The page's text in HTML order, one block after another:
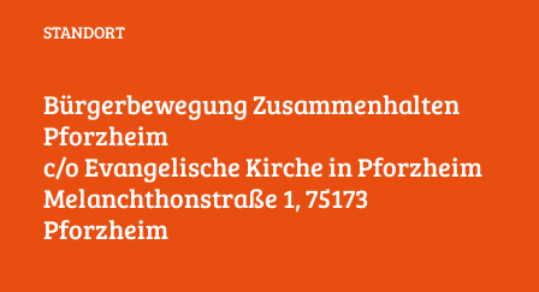
STANDORT
Bürgerbewegung Zusammenhalten
Pforzheim
c/o Evangelische Kirche in Pforzheim
Melanchthonstraße 1, 75173
Pforzheim